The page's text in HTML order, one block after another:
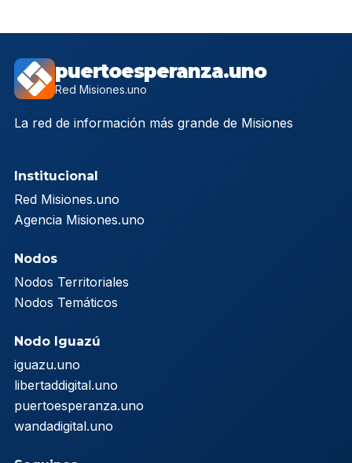
puertoesperanza.uno
Red Misiones.uno
La red de información más grande de Misiones
Institucional
Red Misiones.uno
Agencia Misiones.uno
Nodos
Nodos Territoriales
Nodos Temáticos
Nodo Iguazú
iguazu.uno
libertaddigital.uno
puertoesperanza.uno
wandadigital.uno